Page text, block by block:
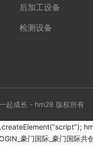
后加工设备
检测设备
CopyRight © 2024 豪门国际官网-追求健康,你我一起成长 - hm28 版权所有
豪门国际_豪门国际共